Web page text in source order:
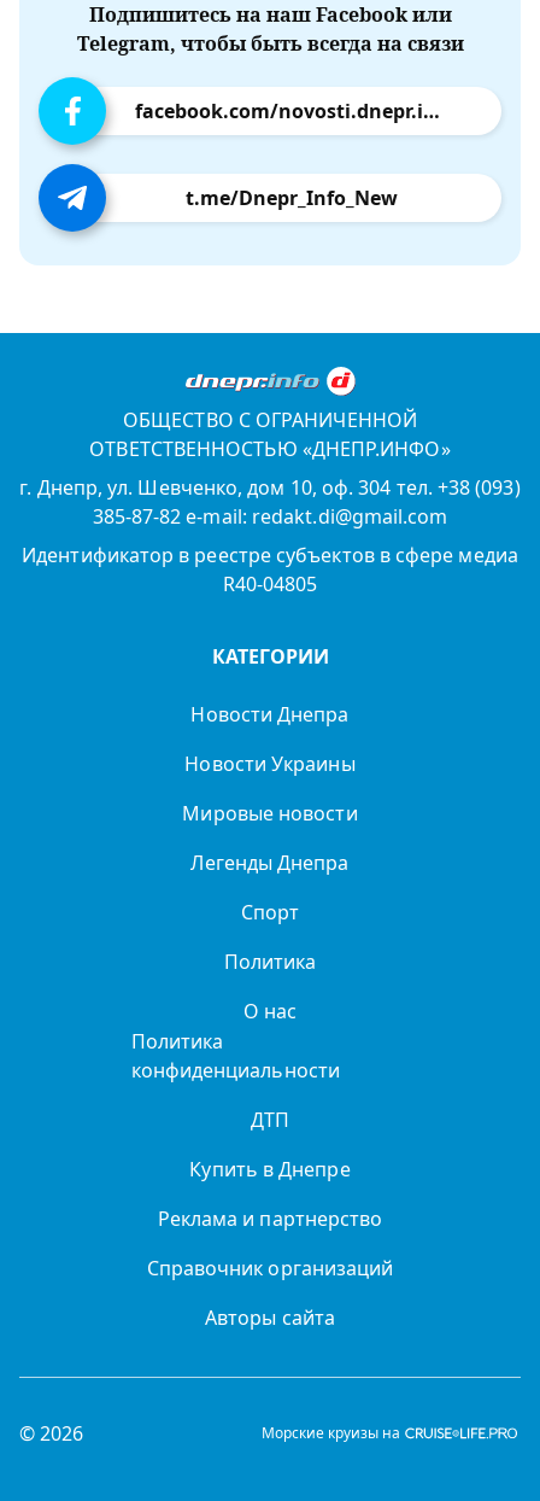
Подпишитесь на наш Facebook или
Telegram, чтобы быть всегда на связи
facebook.com/novosti.dnepr.info
t.me/Dnepr_Info_New
ОБЩЕСТВО С ОГРАНИЧЕННОЙ
ОТВЕТСТВЕННОСТЬЮ «ДНЕПР.ИНФО»
г. Днепр, ул. Шевченко, дом 10, оф. 304 тел. +38 (093)
385-87-82 e-mail: redakt.di@gmail.com
Идентификатор в реестре субъектов в сфере медиа
R40-04805
КАТЕГОРИИ
Новости Днепра
Новости Украины
Мировые новости
Легенды Днепра
Спорт
Политика
О нас
Политика
конфиденциальности
ДТП
Купить в Днепре
Реклама и партнерство
Справочник организаций
Авторы сайта
© 2026 Морские круизы на